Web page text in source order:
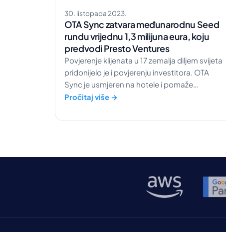
30. listopada 2023.
OTA Sync zatvara međunarodnu Seed
rundu vrijednu 1,3 milijuna eura, koju
predvodi Presto Ventures
Povjerenje klijenata u 17 zemalja diljem svijeta
pridonijelo je i povjerenju investitora. OTA
Sync je usmjeren na hotele i pomaže
menadžerima i zaposlenicima da cijelo
zadovoljstvom objavljujemo uspješno
financiranje, koje predvodi […]
Pročitaj više →